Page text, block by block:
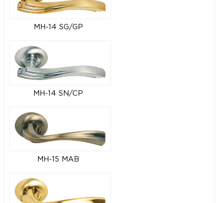
MH-14 SG/GP
MH-14 SN/CP
MH-15 MAB